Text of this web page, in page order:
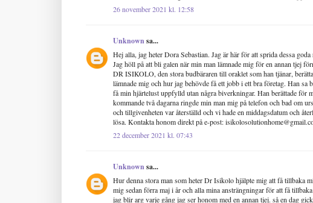
26 november 2021 kl. 12:58
Unknownsa...
Hej alla, jag heter Dora Sebastian. Jag är här för att sprida dessa
Jag höll på att bli galen när min man lämnade mig för en annan tjej
DR ISIKOLO, den stora budbäraren till oraklet som han tjänar,
lämnade mig och hur jag behövde få ett jobb i ett bra företag. Han
få min hjärtelust uppfylld utan några biverkningar. Han berättade för
kommande två dagarna ringde min man mig på telefon och bad om
och tillgivenheten var återställd och vi hade en middagsdatum och
lösa. Kontakta honom direkt på e-post:
22 december 2021 kl. 07:43
Unknownsa...
Hur denna stora man som heter Dr Isikolo hjälpte mig att få tillbaka
mig sedan förra maj i år och alla mina ansträngningar för att få
jag blir arg varje gång jag ser honom med en annan tjej. så en dag